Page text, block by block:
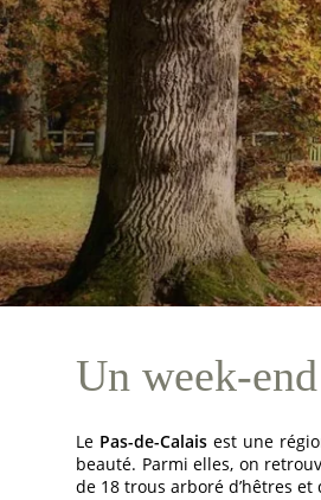
Un week-
Le Pas-de-Calais est une
beauté. Parmi elles, on
de 18 trous arboré d’hêtres et